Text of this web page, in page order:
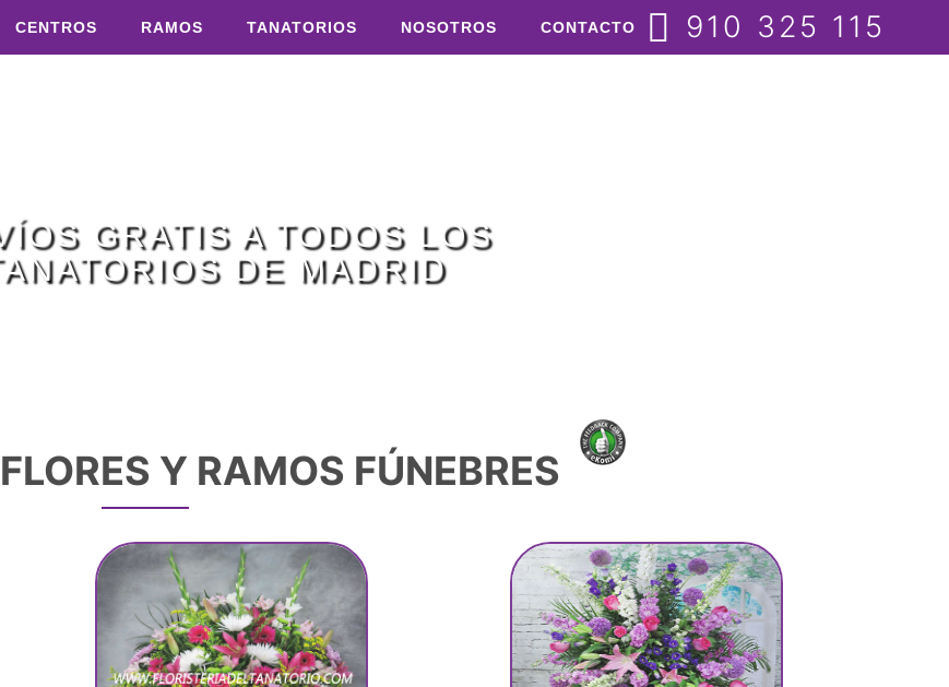
CENTROS RAMOS TANATORIOS NOSOTROS CONTACTO 910 325 115
GRATIS A TODOS LOS
DE MADRID
Y RAMOS FÚNEBRES